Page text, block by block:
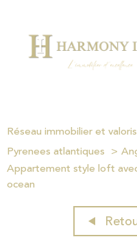
Réseau immobilier et
Pyrenees atlantiques
Appartement style loft
ocean